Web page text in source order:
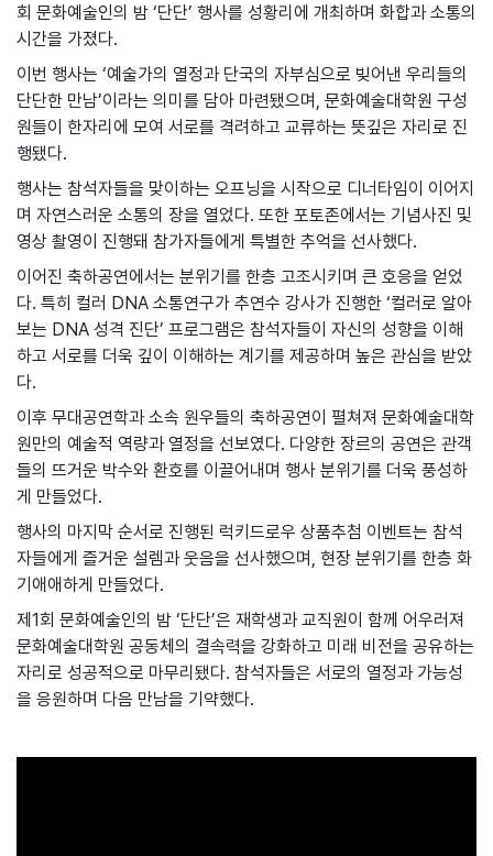
회 문화예술인의 밤 ‘단단’ 행사를 성황리에 개최하며 화합과 소통의
시간을 가졌다.
이번 행사는 ‘예술가의 열정과 단국의 자부심으로 빚어낸 우리들의
단단한 만남’이라는 의미를 담아 마련됐으며, 문화예술대학원 구성
원들이 한자리에 모여 서로를 격려하고 교류하는 뜻깊은 자리로 진
행됐다.
행사는 참석자들을 맞이하는 오프닝을 시작으로 디너타임이 이어지
며 자연스러운 소통의 장을 열었다. 또한 포토존에서는 기념사진 및
영상 촬영이 진행돼 참가자들에게 특별한 추억을 선사했다.
이어진 축하공연에서는 분위기를 한층 고조시키며 큰 호응을 얻었
다. 특히 컬러 DNA 소통연구가 추연수 강사가 진행한 ‘컬러로 알아
보는 DNA 성격 진단’ 프로그램은 참석자들이 자신의 성향을 이해
하고 서로를 더욱 깊이 이해하는 계기를 제공하며 높은 관심을 받았
다.
이후 무대공연학과 소속 원우들의 축하공연이 펼쳐져 문화예술대학
원만의 예술적 역량과 열정을 선보였다. 다양한 장르의 공연은 관객
들의 뜨거운 박수와 환호를 이끌어내며 행사 분위기를 더욱 풍성하
게 만들었다.
행사의 마지막 순서로 진행된 럭키드로우 상품추첨 이벤트는 참석
자들에게 즐거운 설렘과 웃음을 선사했으며, 현장 분위기를 한층 화
기애애하게 만들었다.
제1회 문화예술인의 밤 ‘단단’은 재학생과 교직원이 함께 어우러져
문화예술대학원 공동체의 결속력을 강화하고 미래 비전을 공유하는
자리로 성공적으로 마무리됐다. 참석자들은 서로의 열정과 가능성
을 응원하며 다음 만남을 기약했다.